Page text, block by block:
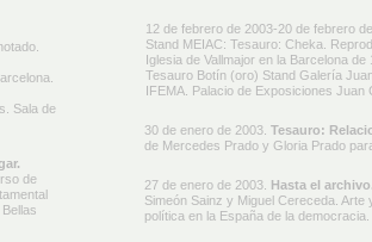
Sala de
12 de febrero de 2003-20 de febrero
Stand MEIAC: Tesauro: Cheka.
Iglesia de Vallmajor en la Barcelona
Tesauro Botín (oro) Stand Galería
IFEMA. Palacio de Exposiciones Juan
30 de enero de 2003.Tesauro:
de Mercedes Prado y Gloria Prado
de
27 de enero de 2003. Hasta el archivo.
Simeón Sainz y Miguel Cereceda.
política en la España de la